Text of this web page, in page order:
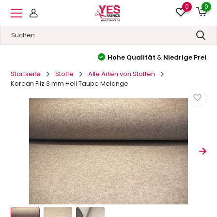
0 0
Hohe Qualität&Niedrige Preise
Startseite
Stoffe
Alle Arten von Stoffen
Korean Filz 3 mm Hell Taupe Melange